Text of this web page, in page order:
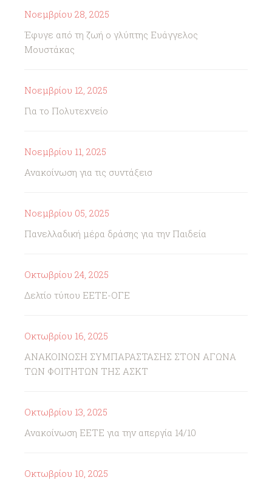
Νοεμβρίου 28, 2025
Έφυγε από τη ζωή ο γλύπτης Ευάγγελος
Μουστάκας
Νοεμβρίου 12, 2025
Για το Πολυτεχνείο
Νοεμβρίου 11, 2025
Ανακοίνωση για τις συντάξεισ
Νοεμβρίου 05, 2025
Πανελλαδική μέρα δράσης για την Παιδεία
Οκτωβρίου 24, 2025
Δελτίο τύπου ΕΕΤΕ-ΟΓΕ
Οκτωβρίου 16, 2025
ΑΝΑΚΟΙΝΩΣΗ ΣΥΜΠΑΡΑΣΤΑΣΗΣ ΣΤΟΝ ΑΓΩΝΑ
ΤΩΝ ΦΟΙΤΗΤΩΝ ΤΗΣ ΑΣΚΤ
Οκτωβρίου 13, 2025
Ανακοίνωση ΕΕΤΕ για την απεργία 14/10
Οκτωβρίου 10, 2025